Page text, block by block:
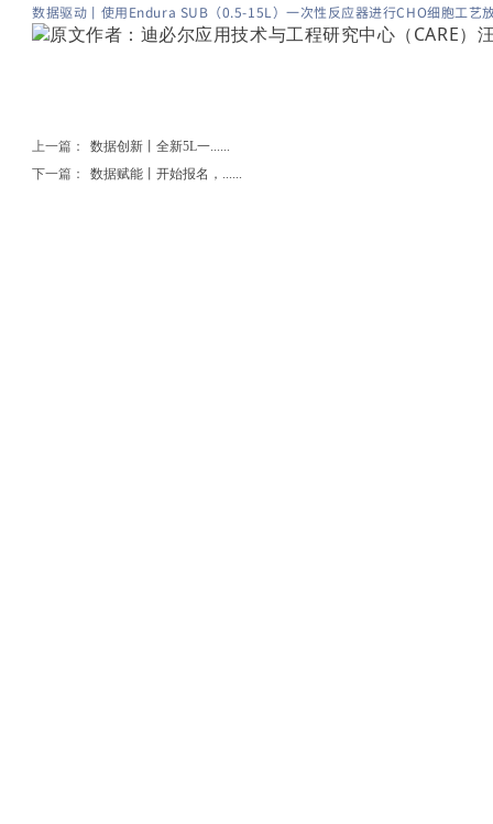
数据驱动丨使用Endura SUB（0.5-15L）一次性反应器进行CHO细胞工艺
原文作者：迪必尔应用技术与工程研究中心（CARE）
上一篇：
数据创新丨全新5L一......
下一篇：
数据赋能丨开始报名，......